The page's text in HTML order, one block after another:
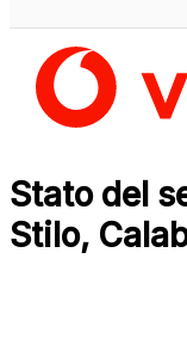
Stato del
Stilo,